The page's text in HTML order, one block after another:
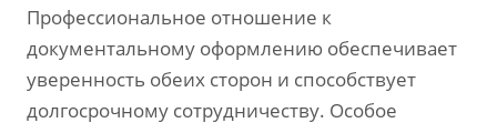
Профессиональное отношение к
документальному оформлению обеспечивает
уверенность обеих сторон и способствует
долгосрочному сотрудничеству. Особое